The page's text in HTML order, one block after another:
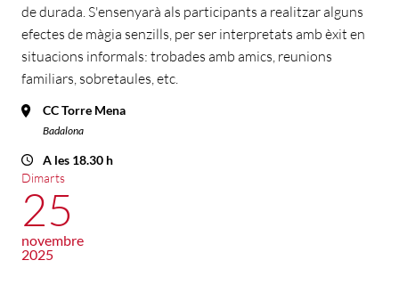
de durada. S'ensenyarà als participants a realitzar alguns
efectes de màgia senzills, per ser interpretats amb èxit en
situacions informals: trobades amb amics, reunions
familiars, sobretaules, etc.
CC Torre Mena
Badalona
A les 18.30 h
Dimarts
25
novembre
2025